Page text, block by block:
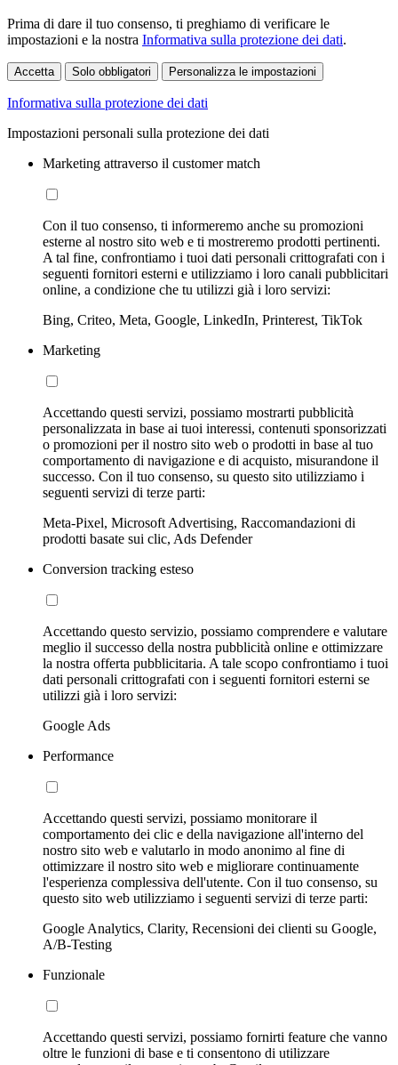
Prima di dare il tuo consenso, ti preghiamo di verificare le
impostazioni e la nostra Informativa sulla protezione dei dati.
Accetta Solo obbligatori Personalizza le impostazioni
Informativa sulla protezione dei dati
Impostazioni personali sulla protezione dei dati
Marketing attraverso il customer match
Con il tuo consenso, ti informeremo anche su promozioni
esterne al nostro sito web e ti mostreremo prodotti pertinenti.
A tal fine, confrontiamo i tuoi dati personali crittografati con i
seguenti fornitori esterni e utilizziamo i loro canali pubblicitari
online, a condizione che tu utilizzi già i loro servizi:
Bing, Criteo, Meta, Google, LinkedIn, Printerest, TikTok
Marketing
Accettando questi servizi, possiamo mostrarti pubblicità
personalizzata in base ai tuoi interessi, contenuti sponsorizzati
o promozioni per il nostro sito web o prodotti in base al tuo
comportamento di navigazione e di acquisto, misurandone il
successo. Con il tuo consenso, su questo sito utilizziamo i
seguenti servizi di terze parti:
Meta-Pixel, Microsoft Advertising, Raccomandazioni di
prodotti basate sui clic, Ads Defender
Conversion tracking esteso
Accettando questo servizio, possiamo comprendere e valutare
meglio il successo della nostra pubblicità online e ottimizzare
la nostra offerta pubblicitaria. A tale scopo confrontiamo i tuoi
dati personali crittografati con i seguenti fornitori esterni se
utilizzi già i loro servizi:
Google Ads
Performance
Accettando questi servizi, possiamo monitorare il
comportamento dei clic e della navigazione all'interno del
nostro sito web e valutarlo in modo anonimo al fine di
ottimizzare il nostro sito web e migliorare continuamente
l'esperienza complessiva dell'utente. Con il tuo consenso, su
questo sito web utilizziamo i seguenti servizi di terze parti:
Google Analytics, Clarity, Recensioni dei clienti su Google,
A/B-Testing
Funzionale
Accettando questi servizi, possiamo fornirti feature che vanno
oltre le funzioni di base e ti consentono di utilizzare